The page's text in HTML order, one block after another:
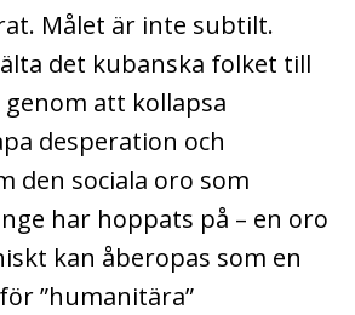
Målet är inte subtilt.
det kubanska folket till
att kollapsa
desperation och
den sociala oro som
har hoppats på – en oro
kan åberopas som en
”humanitära”